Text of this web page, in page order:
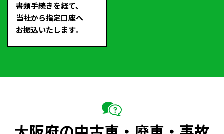
書類手続きを経て、
当社から指定口座へ
お振込いたします。